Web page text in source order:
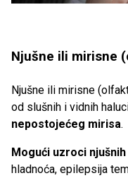
Njušne ili mirisne
Njušne ili mirisne
od slušnih i vidnih
nepostojećeg mirisa.
Mogući uzroci
hladnoća, epilepsija